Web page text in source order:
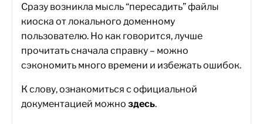
Сразу возникла мысль “пересадить” файлы
киоска от локального доменному
пользователю. Но как говорится, лучше
прочитать сначала справку – можно
сэкономить много времени и избежать ошибок.
К слову, ознакомиться с официальной
документацией можно здесь.